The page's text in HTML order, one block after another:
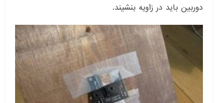
دوربین باید در زاویه بنشیند.